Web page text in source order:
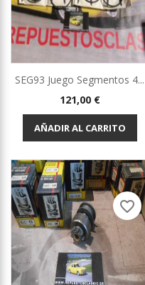
SEG93 Juego Segmentos 4...
Precio
121,00 €
AÑADIR AL CARRITO
favorite_border